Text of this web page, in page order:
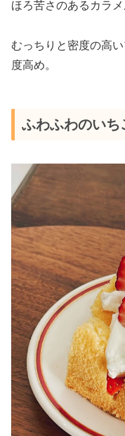
ほろ苦さのあるカラ
むっちりと密度の高
度高め。
ふわふわのいち